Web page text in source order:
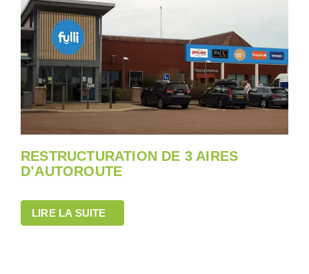
RESTRUCTURATION DE 3 AIRES
D’AUTOROUTE
LIRE LA SUITE